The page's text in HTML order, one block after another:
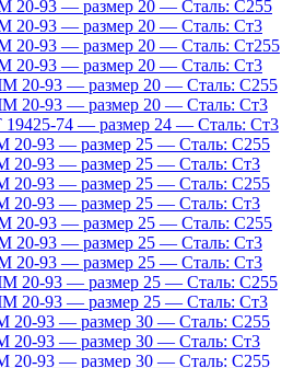
20-93 — размер 20 — Сталь: С255
20-93 — размер 20 — Сталь: Ст3
20-93 — размер 20 — Сталь: Ст255
20-93 — размер 20 — Сталь: Ст3
20-93 — размер 20 — Сталь: С255
20-93 — размер 20 — Сталь: Ст3
74 — размер 24 — Сталь: Ст3
20-93 — размер 25 — Сталь: С255
20-93 — размер 25 — Сталь: Ст3
20-93 — размер 25 — Сталь: С255
20-93 — размер 25 — Сталь: Ст3
20-93 — размер 25 — Сталь: С255
20-93 — размер 25 — Сталь: Ст3
20-93 — размер 25 — Сталь: Ст3
20-93 — размер 25 — Сталь: С255
20-93 — размер 25 — Сталь: Ст3
20-93 — размер 30 — Сталь: С255
20-93 — размер 30 — Сталь: Ст3
20-93 — размер 30 — Сталь: С255